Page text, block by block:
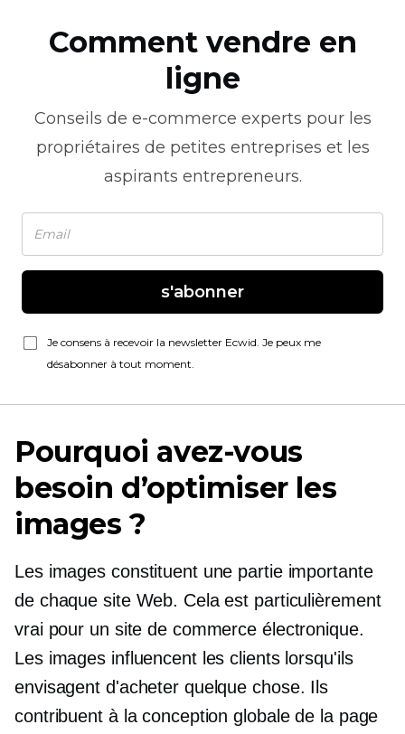
Comment vendre en
ligne
Conseils de e-commerce experts pour les
propriétaires de petites entreprises et les
aspirants entrepreneurs.
s'abonner
Je consens à recevoir la newsletter Ecwid. Je peux me
désabonner à tout moment.
Pourquoi avez-vous
besoin d’optimiser les
images ?
Les images constituent une partie importante
de chaque site Web. Cela est particulièrement
vrai pour un site de commerce électronique.
Les images influencent les clients lorsqu'ils
envisagent d'acheter quelque chose. Ils
contribuent à la conception globale de la page